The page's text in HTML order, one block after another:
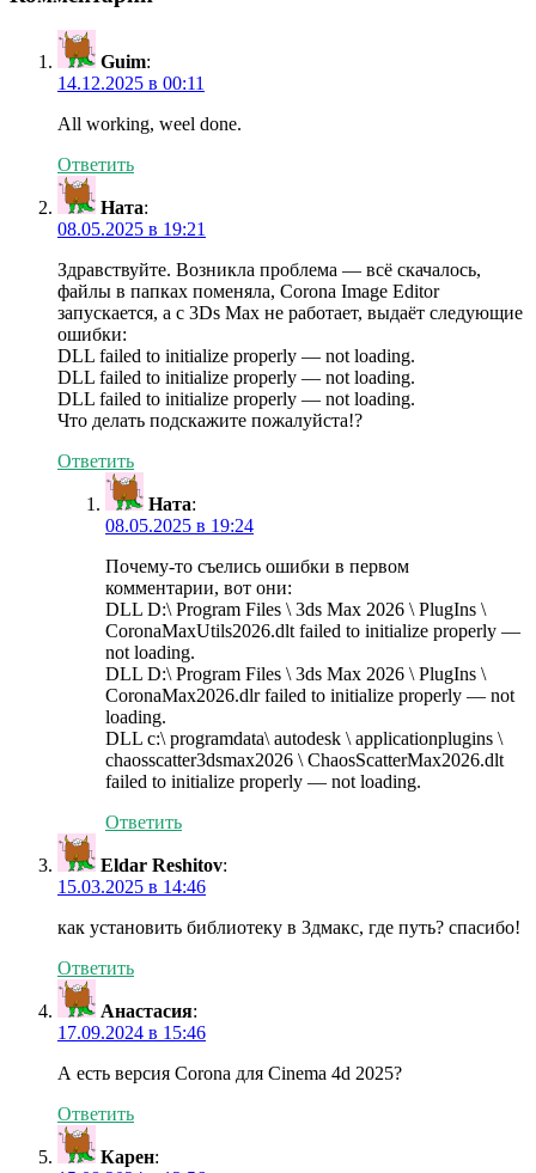
Guim:
14.12.2025 в 00:11
All working, weel done.
Ответить
Ната:
08.05.2025 в 19:21
Здравствуйте. Возникла проблема — всё скачалось,
файлы в папках поменяла, Corona Image Editor
запускается, а с 3Ds Max не работает, выдаёт следующие
ошибки:
DLL failed to initialize properly — not loading.
DLL failed to initialize properly — not loading.
DLL failed to initialize properly — not loading.
Что делать подскажите пожалуйста!?
Ответить
Ната:
08.05.2025 в 19:24
Почему-то съелись ошибки в первом
комментарии, вот они:
DLL D:\ Program Files \ 3ds Max 2026 \ PlugIns \
CoronaMaxUtils2026.dlt failed to initialize properly —
not loading.
DLL D:\ Program Files \ 3ds Max 2026 \ PlugIns \
CoronaMax2026.dlr failed to initialize properly — not
loading.
DLL c:\ programdata\ autodesk \ applicationplugins \
chaosscatter3dsmax2026 \ ChaosScatterMax2026.dlt
failed to initialize properly — not loading.
Ответить
Eldar Reshitov:
15.03.2025 в 14:46
как установить библиотеку в 3дмакс, где путь? спасибо!
Ответить
Анастасия:
17.09.2024 в 15:46
А есть версия Corona для Cinema 4d 2025?
Ответить
Карен: